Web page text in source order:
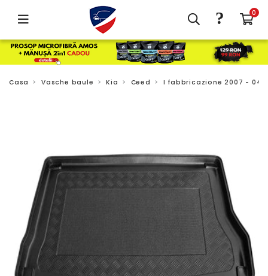
0
?
Casa Vasche baule Kia Ceed I fabbricazione 2007 -